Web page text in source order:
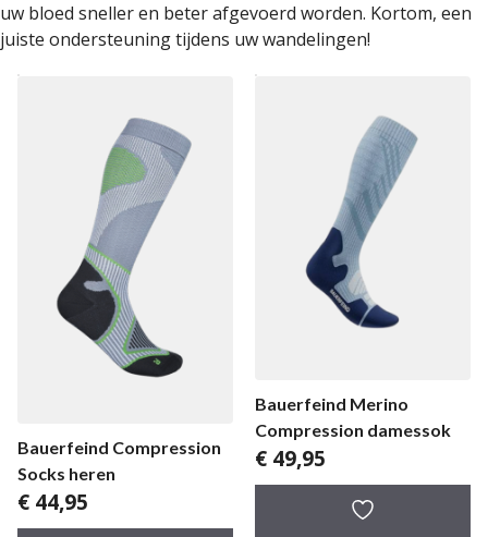
uw bloed sneller en beter afgevoerd worden. Kortom, een
juiste ondersteuning tijdens uw wandelingen!
Bauerfeind Compression
Socks heren
€ 44,95
Bauerfeind Merino
Compression damessok
€ 49,95